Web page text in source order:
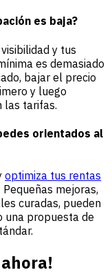
es baja?
y tus
es demasiado
bajar el precio
y luego
las tarifas.
orientados al
optimiza tus rentas
Pequeñas mejoras,
curadas, pueden
una propuesta de